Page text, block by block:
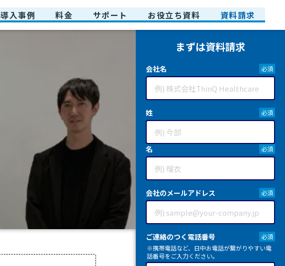
まずは資料請求
会社名
姓
名
会社のメールアドレス
ご連絡のつく電話番号
※携帯電話など、日中お電話が繋がりやすい電
話番号をご入力ください。
導入事例 料金 サポート お役立ち資料 資料請求